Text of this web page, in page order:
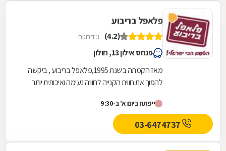
פלאפל בריבוע
(4.2) 3 דירוגים
פנחס אילון 13, חולון
מאז הקמתה בשנת 1995,פלאפל בריבוע , ביקשה
להפוך את חווית הקנייה לחוויה נעימה ואיכותית יותר
ייפתח ביום א' ב-9:30
03-6474737